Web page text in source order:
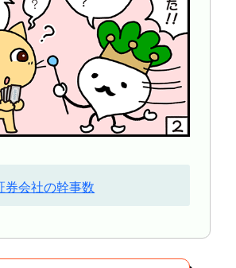
券会社の幹事数